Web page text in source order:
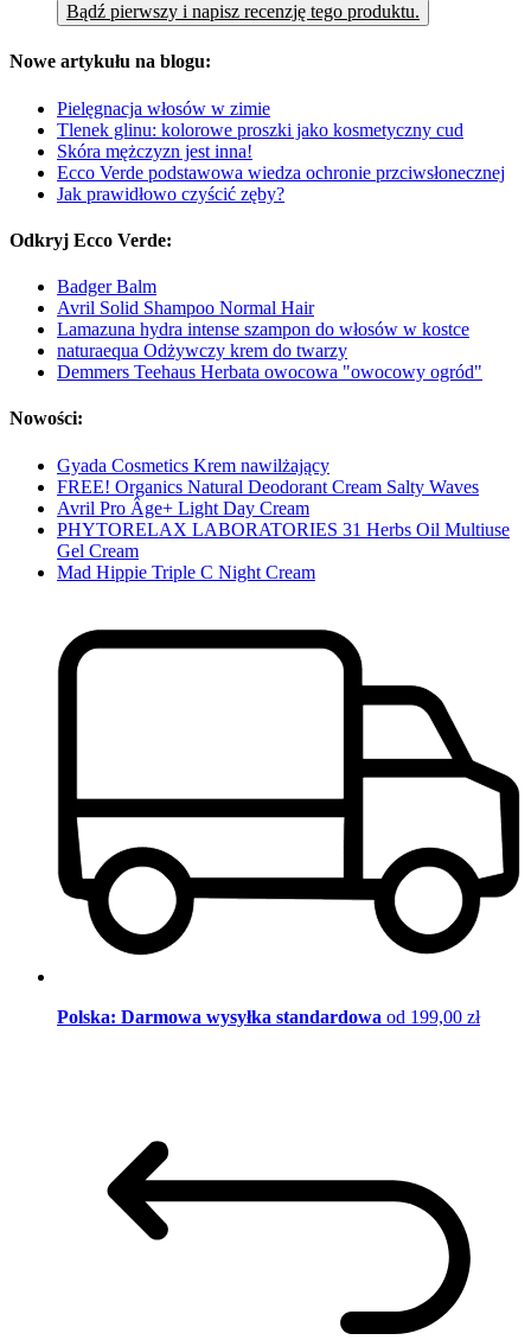
Bądź pierwszy i napisz recenzję tego produktu.
Nowe artykułu na blogu:
Pielęgnacja włosów w zimie
Tlenek glinu: kolorowe proszki jako kosmetyczny cud
Skóra mężczyzn jest inna!
Ecco Verde podstawowa wiedza ochronie przciwsłonecznej
Jak prawidłowo czyścić zęby?
Odkryj Ecco Verde:
Badger Balm
Avril Solid Shampoo Normal Hair
Lamazuna hydra intense szampon do włosów w kostce
naturaequa Odżywczy krem ​​do twarzy
Demmers Teehaus Herbata owocowa "owocowy ogród"
Nowości:
Gyada Cosmetics Krem nawilżający
FREE! Organics Natural Deodorant Cream Salty Waves
Avril Pro Âge+ Light Day Cream
PHYTORELAX LABORATORIES 31 Herbs Oil Multiuse
Gel Cream
Mad Hippie Triple C Night Cream
Polska: Darmowa wysyłka standardowa od 199,00 zł